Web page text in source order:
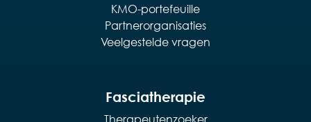
KMO-portefeuille
Partnerorganisaties
Veelgestelde vragen
Fasciatherapie
Therapeutenzoeker